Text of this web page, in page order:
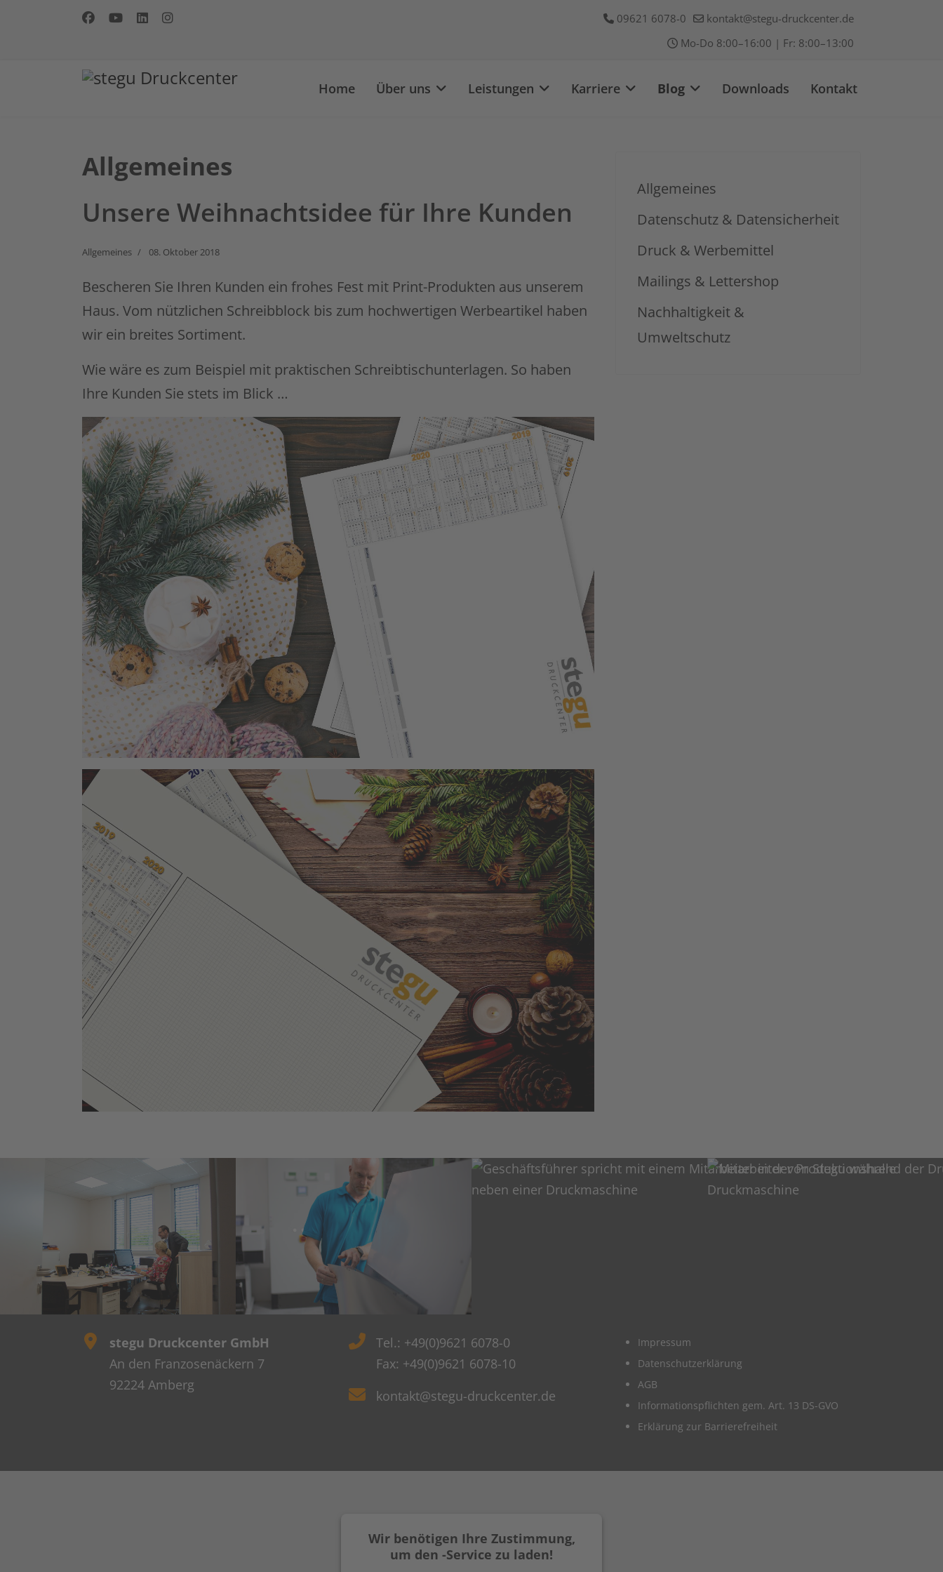
09621 6078-0
kontakt@stegu-druckcenter.de
Mo-Do 8:00–16:00 | Fr: 8:00–13:00
Home Über uns Leistungen Karriere Blog Downloads Kontakt
Allgemeines
Unsere Weihnachtsidee für Ihre Kunden
Allgemeines 08. Oktober 2018
Bescheren Sie Ihren Kunden ein frohes Fest mit Print-Produkten aus unserem
Haus. Vom nützlichen Schreibblock bis zum hochwertigen Werbeartikel haben
wir ein breites Sortiment.
Wie wäre es zum Beispiel mit praktischen Schreibtischunterlagen. So haben
Ihre Kunden Sie stets im Blick …
Allgemeines
Datenschutz & Datensicherheit
Druck & Werbemittel
Mailings & Lettershop
Nachhaltigkeit &
Umweltschutz
stegu Druckcenter GmbH
An den Franzosenäckern 7
92224 Amberg
Tel.: +49(0)9621 6078-0
Fax: +49(0)9621 6078-10
kontakt@stegu-druckcenter.de
Impressum
Datenschutzerklärung
AGB
Informationspflichten gem. Art. 13 DS-GVO
Erklärung zur Barrierefreiheit
Wir benötigen Ihre Zustimmung,
um den -Service zu laden!